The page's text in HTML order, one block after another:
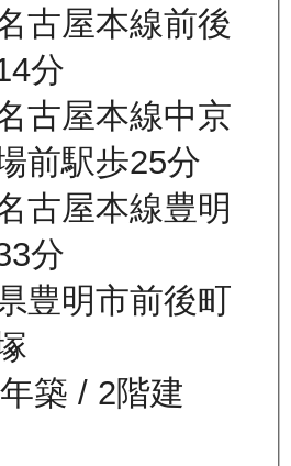
古屋本線前後
分
古屋本線中京
前駅歩25分
古屋本線豊明
分
豊明市前後町
築 / 2階建